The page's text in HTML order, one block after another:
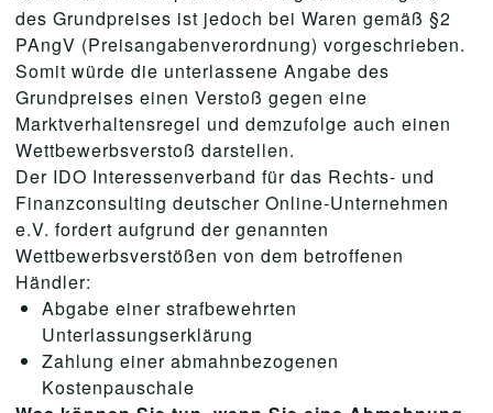
des Grundpreises ist jedoch bei Waren gemäß §2
PAngV (Preisangabenverordnung) vorgeschrieben.
Somit würde die unterlassene Angabe des
Grundpreises einen Verstoß gegen eine
Marktverhaltensregel und demzufolge auch einen
Wettbewerbsverstoß darstellen.
Der IDO Interessenverband für das Rechts- und
Finanzconsulting deutscher Online-Unternehmen
e.V. fordert aufgrund der genannten
Wettbewerbsverstößen von dem betroffenen
Händler:
Abgabe einer strafbewehrten
Unterlassungserklärung
Zahlung einer abmahnbezogenen
Kostenpauschale